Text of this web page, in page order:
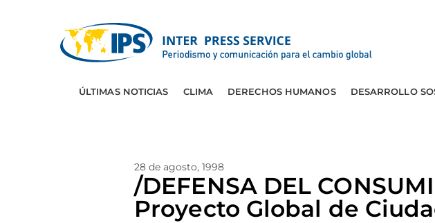
ÚLTIMAS NOTICIAS CLIMA DERECHOS HUMANOS DESARROLLO
28 de agosto, 1998
/DEFENSA DEL
Proyecto Global de